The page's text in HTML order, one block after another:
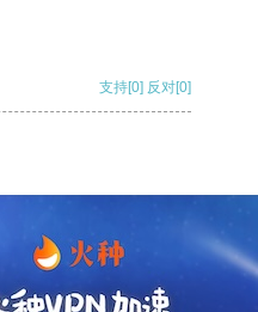
支持[0] 反对[0]